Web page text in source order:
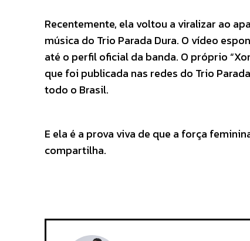
Recentemente, ela voltou a viralizar ao
música do Trio Parada Dura. O vídeo
até o perfil oficial da banda. O próprio
que foi publicada nas redes do Trio
todo o Brasil.
E ela é a prova viva de que a força
compartilha.